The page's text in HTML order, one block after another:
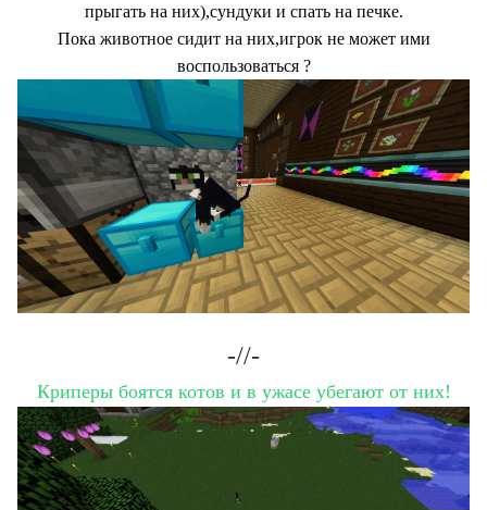
прыгать на них),сундуки и спать на печке.
Пока животное сидит на них,игрок не может ими
воспользоваться ?
-//-
Криперы боятся котов и в ужасе убегают от них!